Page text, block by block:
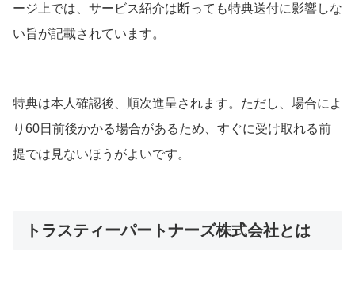
ージ上では、サービス紹介は断っても特典送付に影響しな
い旨が記載されています。
特典は本人確認後、順次進呈されます。ただし、場合によ
り60日前後かかる場合があるため、すぐに受け取れる前
提では見ないほうがよいです。
トラスティーパートナーズ株式会社とは